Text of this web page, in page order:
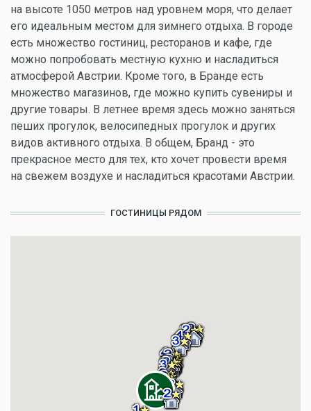
на высоте 1050 метров над уровнем моря, что делает
его идеальным местом для зимнего отдыха. В городе
есть множество гостиниц, ресторанов и кафе, где
можно попробовать местную кухню и насладиться
атмосферой Австрии. Кроме того, в Бранде есть
множество магазинов, где можно купить сувениры и
другие товары. В летнее время здесь можно заняться
пеших прогулок, велосипедных прогулок и других
видов активного отдыха. В общем, Бранд - это
прекрасное место для тех, кто хочет провести время
на свежем воздухе и насладиться красотами Австрии.
ГОСТИНИЦЫ РЯДОМ